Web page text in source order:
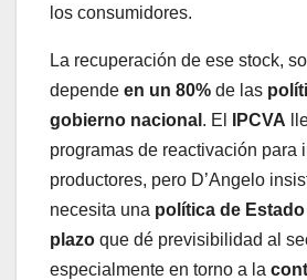
los consumidores.
La recuperación de ese stock,
depende en un 80% de las
gobierno nacional . El IPCVA
programas de reactivación para
productores, pero D’Angelo
necesita una política de
plazo que dé previsibilidad al
especialmente en torno a la